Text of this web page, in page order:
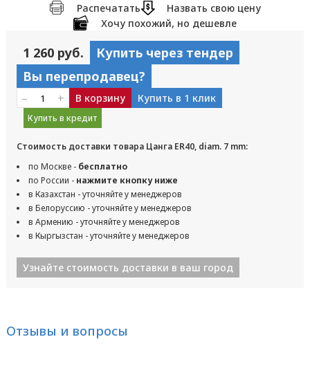
Распечатать
Назвать свою цену
Хочу похожий, но дешевле
1 260 руб.
Купить через тендер
Вы перепродавец?
– + В корзину Купить в 1 клик
Купить в кредит
Стоимость доставки товара Цанга ER40, diam. 7 mm:
по Москве - бесплатно
по России - нажмите кнопку ниже
в Казахстан - уточняйте у менеджеров
в Белоруссию - уточняйте у менеджеров
в Армению - уточняйте у менеджеров
в Кыргызстан - уточняйте у менеджеров
Узнайте стоимость доставки в ваш город
Отзывы и вопросы